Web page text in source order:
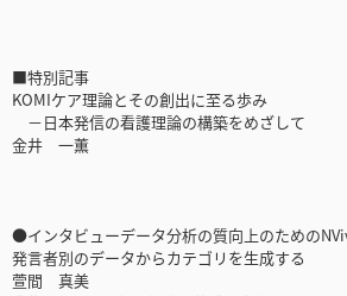
■特別記事
KOMIケア理論とその創出に至る歩み
－日本発信の看護理論の構築をめざして
金井 一薫
●インタビューデータ分析の質向上のための
発言者別のデータからカテゴリを生成する
萱間 真美